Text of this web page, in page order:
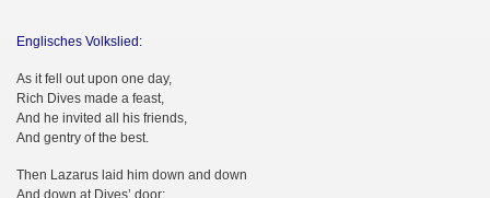
Englisches Volkslied:
As it fell out upon one day,
Rich Dives made a feast,
And he invited all his friends,
And gentry of the best.
Then Lazarus laid him down and down
And down at Dives’ door: